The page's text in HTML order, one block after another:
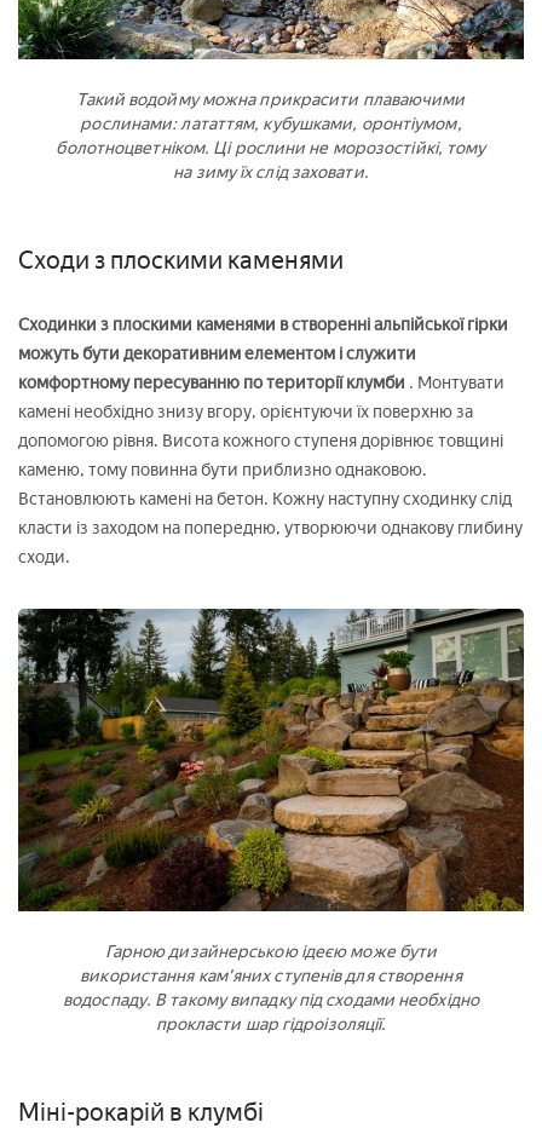
Такий водойму можна прикрасити плаваючими
рослинами: лататтям, кубушками, оронтіумом,
болотноцветніком. Ці рослини не морозостійкі, тому
на зиму їх слід заховати.
Сходи з плоскими каменями
Сходинки з плоскими каменями в створенні альпійської гірки
можуть бути декоративним елементом і служити
комфортному пересуванню по території клумби . Монтувати
камені необхідно знизу вгору, орієнтуючи їх поверхню за
допомогою рівня. Висота кожного ступеня дорівнює товщині
каменю, тому повинна бути приблизно однаковою.
Встановлюють камені на бетон. Кожну наступну сходинку слід
класти із заходом на попередню, утворюючи однакову глибину
сходи.
Гарною дизайнерською ідеєю може бути
використання кам'яних ступенів для створення
водоспаду. В такому випадку під сходами необхідно
прокласти шар гідроізоляції.
Міні-рокарій в клумбі